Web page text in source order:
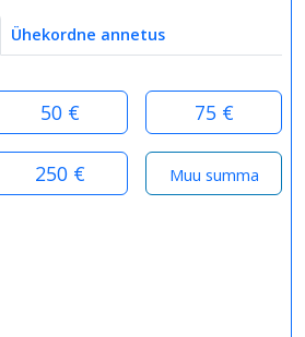
Ühekordne annetus
50 € 75 €
250 €